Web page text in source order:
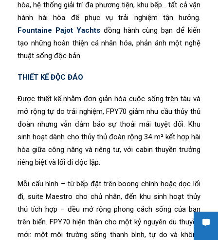
hòa, hệ thống giải trí đa phương tiện, khu bếp… tất cả vận
hành hài hòa để phục vụ trải nghiệm tận hưởng.
Fountaine Pajot Yachtsđồng hành cùng bạn để kiến
tạo những hoàn thiện cá nhân hóa, phản ánh một nghệ
thuật sống độc bản.
THIẾT KẾ ĐỘC ĐÁO
Được thiết kế nhằm đơn giản hóa cuộc sống trên tàu và
mở rộng tự do trải nghiệm, FPY70 giảm nhu cầu thủy thủ
đoàn nhưng vẫn đảm bảo sự thoải mái tuyệt đối. Khu
sinh hoạt dành cho thủy thủ đoàn rộng 34 m² kết hợp hài
hòa giữa công năng và riêng tư, với cabin thuyền trưởng
riêng biệt và lối đi độc lập.
Mỗi cấu hình – từ bếp đặt trên boong chính hoặc dọc lối
đi, suite Maestro cho chủ nhân, đến khu sinh hoạt thủy
thủ tích hợp – đều mở rộng phong cách sống của bạn
trên biển. FPY70 hiện thân cho một kỷ nguyên du thuyền
mới: một môi trường sống thanh bình, tự do và không